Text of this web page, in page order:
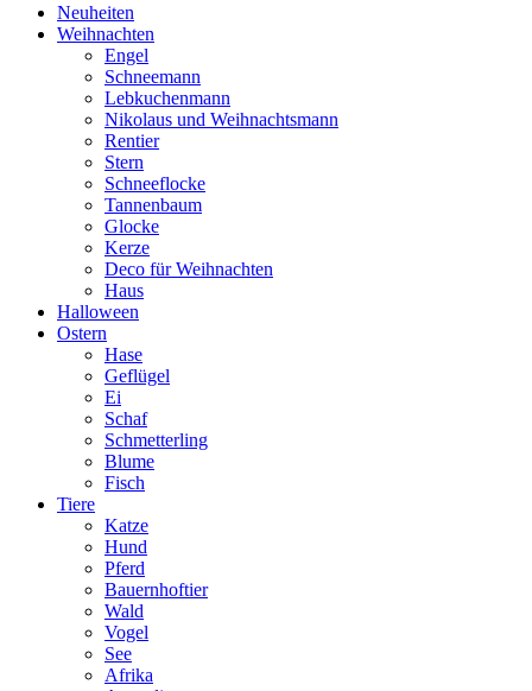
Neuheiten
Weihnachten
Engel
Schneemann
Lebkuchenmann
Nikolaus und Weihnachtsmann
Rentier
Stern
Schneeflocke
Tannenbaum
Glocke
Kerze
Deco für Weihnachten
Haus
Halloween
Ostern
Hase
Geflügel
Ei
Schaf
Schmetterling
Blume
Fisch
Tiere
Katze
Hund
Pferd
Bauernhoftier
Wald
Vogel
See
Afrika